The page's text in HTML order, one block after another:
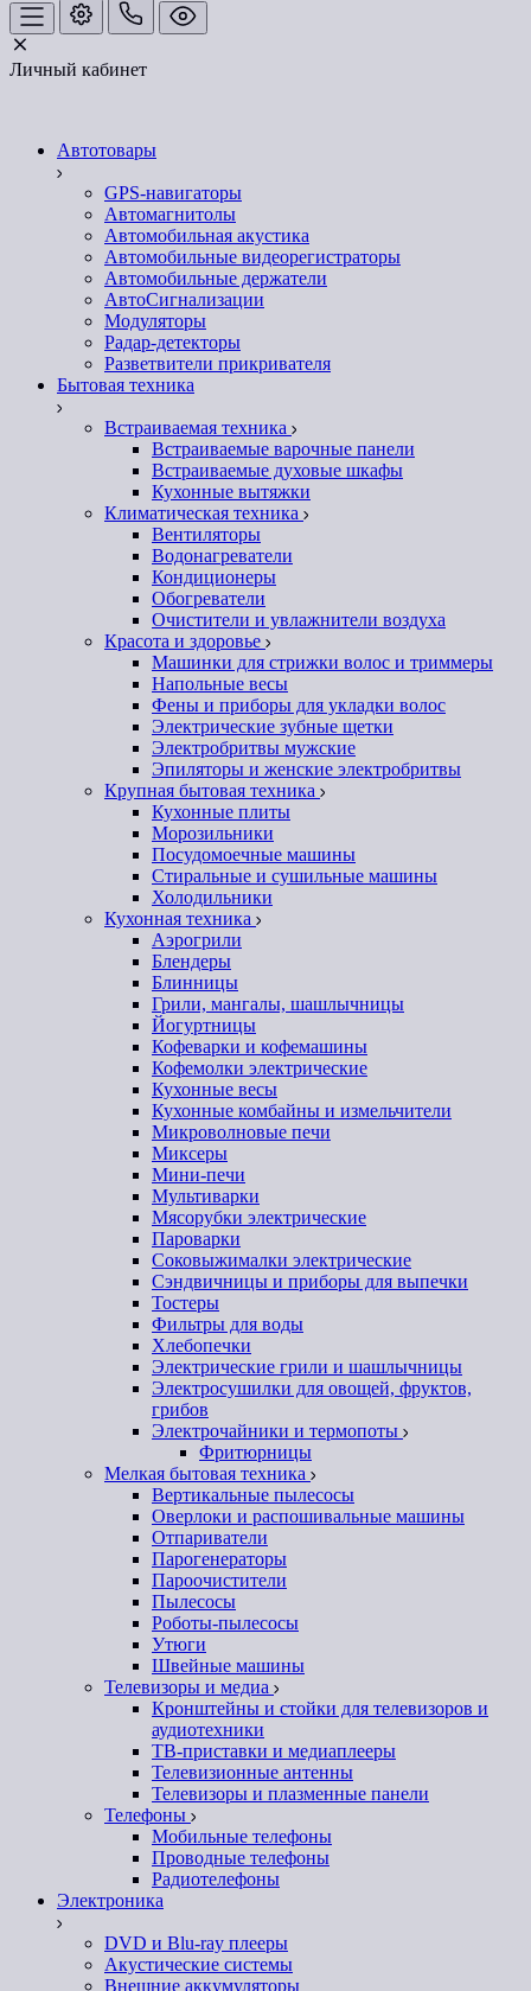
Личный кабинет
Автотовары
GPS-навигаторы
Автомагнитолы
Автомобильная акустика
Автомобильные видеорегистраторы
Автомобильные держатели
АвтоСигнализации
Модуляторы
Радар-детекторы
Разветвители прикривателя
Бытовая техника
Встраиваемая техника
Встраиваемые варочные панели
Встраиваемые духовые шкафы
Кухонные вытяжки
Климатическая техника
Вентиляторы
Водонагреватели
Кондиционеры
Обогреватели
Очистители и увлажнители воздуха
Красота и здоровье
Машинки для стрижки волос и триммеры
Напольные весы
Фены и приборы для укладки волос
Электрические зубные щетки
Электробритвы мужские
Эпиляторы и женские электробритвы
Крупная бытовая техника
Кухонные плиты
Морозильники
Посудомоечные машины
Стиральные и сушильные машины
Холодильники
Кухонная техника
Аэрогрили
Блендеры
Блинницы
Грили, мангалы, шашлычницы
Йогуртницы
Кофеварки и кофемашины
Кофемолки электрические
Кухонные весы
Кухонные комбайны и измельчители
Микроволновые печи
Миксеры
Мини-печи
Мультиварки
Мясорубки электрические
Пароварки
Соковыжималки электрические
Сэндвичницы и приборы для выпечки
Тостеры
Фильтры для воды
Хлебопечки
Электрические грили и шашлычницы
Электросушилки для овощей, фруктов,
грибов
Электрочайники и термопоты
Фритюрницы
Мелкая бытовая техника
Вертикальные пылесосы
Оверлоки и распошивальные машины
Отпариватели
Парогенераторы
Пароочистители
Пылесосы
Роботы-пылесосы
Утюги
Швейные машины
Телевизоры и медиа
Кронштейны и стойки для телевизоров и
аудиотехники
ТВ-приставки и медиаплееры
Телевизионные антенны
Телевизоры и плазменные панели
Телефоны
Мобильные телефоны
Проводные телефоны
Радиотелефоны
Электроника
DVD и Blu-ray плееры
Акустические системы
Внешние аккумуляторы